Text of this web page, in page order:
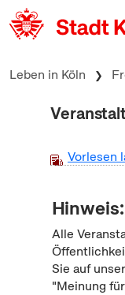
zum Inhalt springen
Leben in Köln
Vorlesen
Hinweis:
Alle
Sie auf
"Meinung